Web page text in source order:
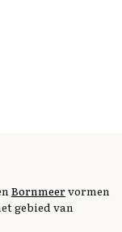
Bornmeervormen
gebied van